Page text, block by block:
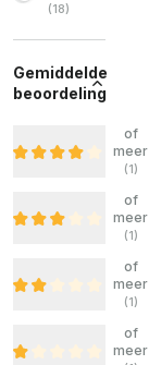
(18)
Gemiddelde
beoordeling
of
meer
(1)
of
meer
(1)
of
meer
(1)
of
meer